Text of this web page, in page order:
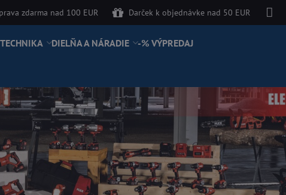
zdarma nad 100 EUR Darček k objednávke nad 50 EUR
DIELŇA A NÁRADIE -% VÝPREDAJ